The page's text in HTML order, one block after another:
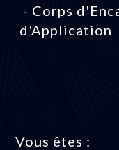
- Corps
d'Application
Vous êtes :